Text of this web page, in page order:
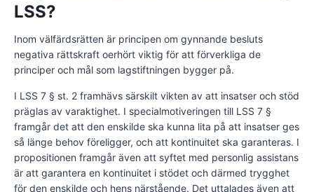
LSS?
Inom välfärdsrätten är principen om gynnande besluts
negativa rättskraft oerhört viktig för att förverkliga de
principer och mål som lagstiftningen bygger på.
I LSS 7 § st. 2 framhävs särskilt vikten av att insatser och stöd
präglas av varaktighet. I specialmotiveringen till LSS 7 §
framgår det att den enskilde ska kunna lita på att insatser ges
så länge behov föreligger, och att kontinuitet ska garanteras. I
propositionen framgår även att syftet med personlig assistans
är att garantera en kontinuitet i stödet och därmed trygghet
för den enskilde och hens närstående. Det uttalades även att